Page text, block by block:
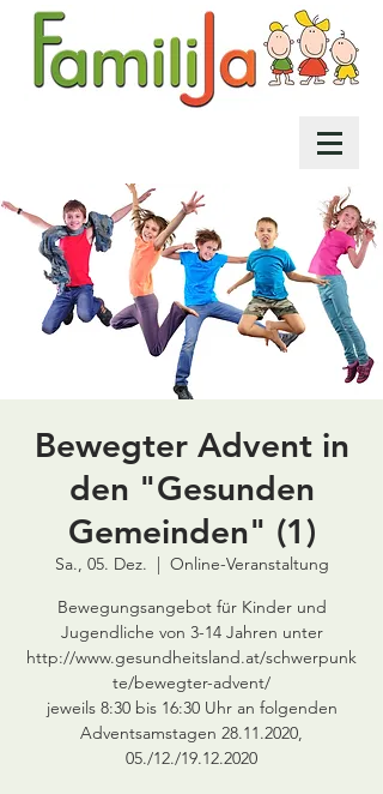
Bewegter Advent in
den "Gesunden
Gemeinden" (1)
Sa., 05. Dez.
  |
Online-Veranstaltung
Bewegungsangebot für Kinder und
Jugendliche von 3-14 Jahren unter
http://www.gesundheitsland.at/schwerpunk
te/bewegter-advent/
jeweils 8:30 bis 16:30 Uhr an folgenden
Adventsamstagen 28.11.2020,
05./12./19.12.2020